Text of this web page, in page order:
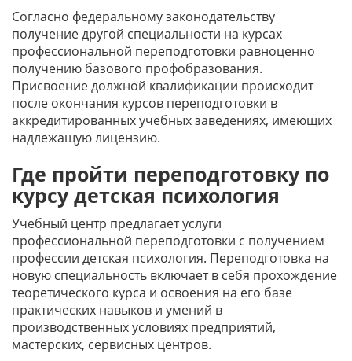
Согласно федеральному законодательству
получение другой специальности на курсах
профессиональной переподготовки равноценно
получению базового профобразования.
Присвоение должной квалификации происходит
после окончания курсов переподготовки в
аккредитированных учебных заведениях, имеющих
надлежащую лицензию.
Где пройти переподготовку по
курсу детская психология
Учебный центр предлагает услуги
профессиональной переподготовки с получением
профессии детская психология. Переподготовка на
новую специальность включает в себя прохождение
теоретического курса и освоения на его базе
практических навыков и умений в
производственных условиях предприятий,
мастерских, сервисных центров.